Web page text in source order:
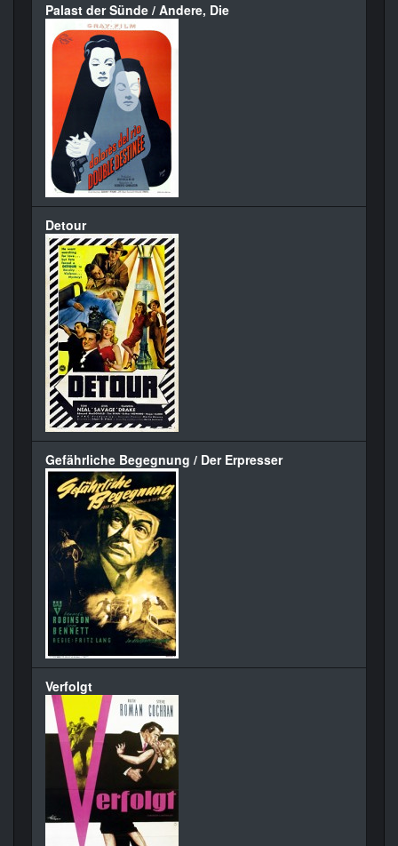
Palast der Sünde / Andere, Die
Detour
Gefährliche Begegnung / Der Erpresser
Verfolgt